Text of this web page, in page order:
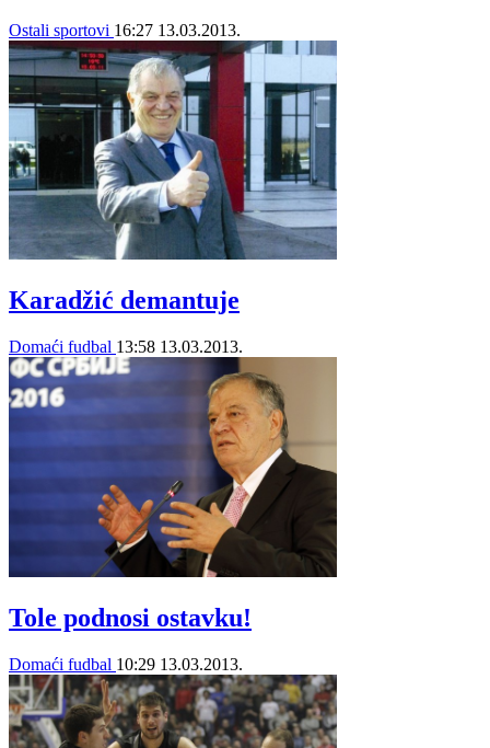
Ostali sportovi 16:27 13.03.2013.
Karadžić demantuje
Domaći fudbal 13:58 13.03.2013.
Tole podnosi ostavku!
Domaći fudbal 10:29 13.03.2013.